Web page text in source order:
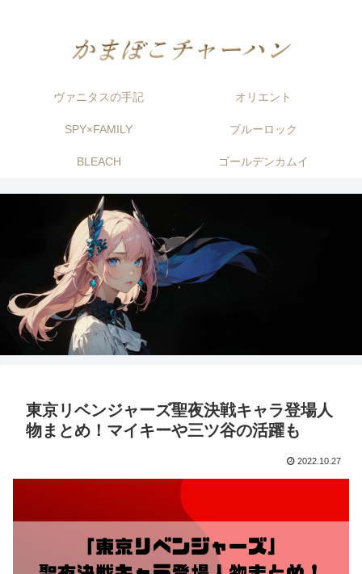
ヴァニタスの手記 オリエント
SPY×FAMILY ブルーロック
BLEACH ゴールデンカムイ
東京リベンジャーズ聖夜決戦キャラ登場人
物まとめ！マイキーや三ツ谷の活躍も
2022.10.27